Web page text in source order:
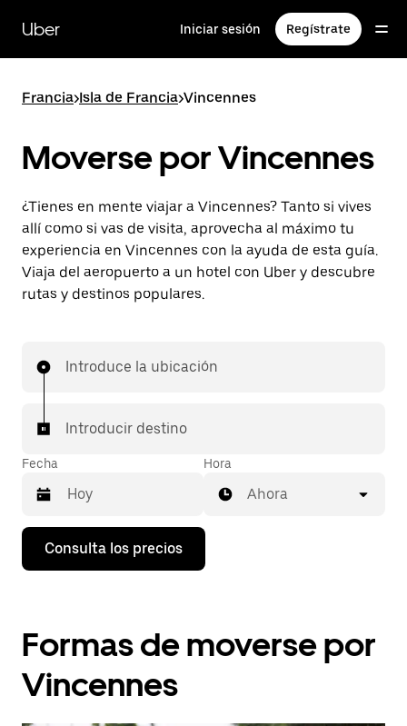
contenido
principal
Uber Iniciar sesión Regístrate
Francia>Isla de Francia>Vincennes
Moverse por Vincennes
¿Tienes en mente viajar a Vincennes? Tanto si vives
allí como si vas de visita, aprovecha al máximo tu
experiencia en Vincennes con la ayuda de esta guía.
Viaja del aeropuerto a un hotel con Uber y descubre
rutas y destinos populares.
Introduce la ubicación
Introducir destino
Fecha
Pulsa
flecha
abrir
el
calendario
y
Hora
Ahora
Consulta los precios
Formas de moverse por
Vincennes